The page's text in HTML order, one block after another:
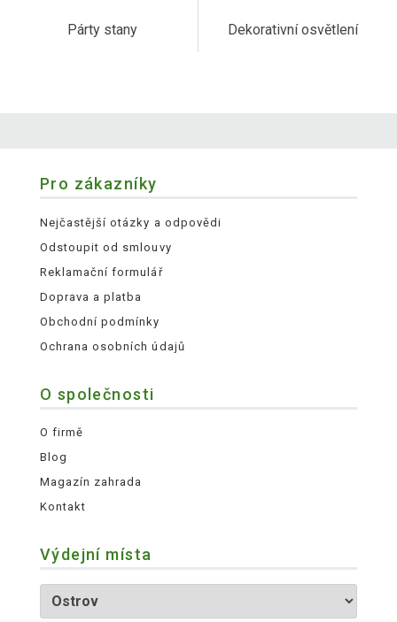
Párty stany Dekorativní osvětlení
Pro zákazníky
Nejčastější otázky a odpovědi
Odstoupit od smlouvy
Reklamační formulář
Doprava a platba
Obchodní podmínky
Ochrana osobních údajů
O společnosti
O firmě
Blog
Magazín zahrada
Kontakt
Výdejní místa